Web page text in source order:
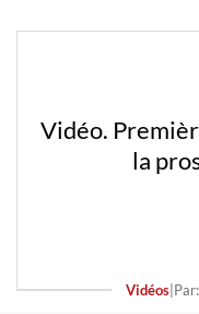
Vidéo.
la
Vidéos|